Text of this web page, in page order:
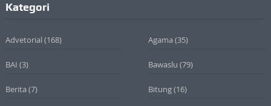
Kategori
Advetorial (168) Agama (35)
BAI (3) Bawaslu (79)
Berita (7) Bitung(16)